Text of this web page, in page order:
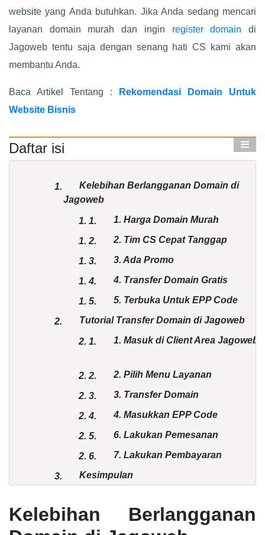
website yang Anda butuhkan. Jika Anda sedang mencari
layanan domain murah dan ingin register domaindi
Jagoweb tentu saja dengan senang hati CS kami akan
membantu Anda.
Baca Artikel Tentang :
Rekomendasi Domain Untuk
Website Bisnis
Daftar isi
1.
Kelebihan Berlangganan Domain di
Jagoweb
1. 1. 1. Harga Domain Murah
1. 2. 2. Tim CS Cepat Tanggap
1. 3. 3. Ada Promo
1.4. 4. Transfer Domain Gratis
1. 5. 5. Terbuka Untuk EPP Code
2. Tutorial Transfer Domain di Jagoweb
2. 1. 1. Masuk di Client Area Jagoweb
2. 2. 2. Pilih Menu Layanan
2. 3. 3. Transfer Domain
2.4. 4. Masukkan EPP Code
2. 5. 6. Lakukan Pemesanan
2. 6. 7. Lakukan Pembayaran
3. Kesimpulan
Kelebihan Berlangganan